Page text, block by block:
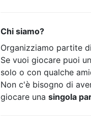
Chi siamo?
Organizziamo partite di
Se vuoi giocare puoi
solo o con qualche
Non c'è bisogno di
giocare una singola